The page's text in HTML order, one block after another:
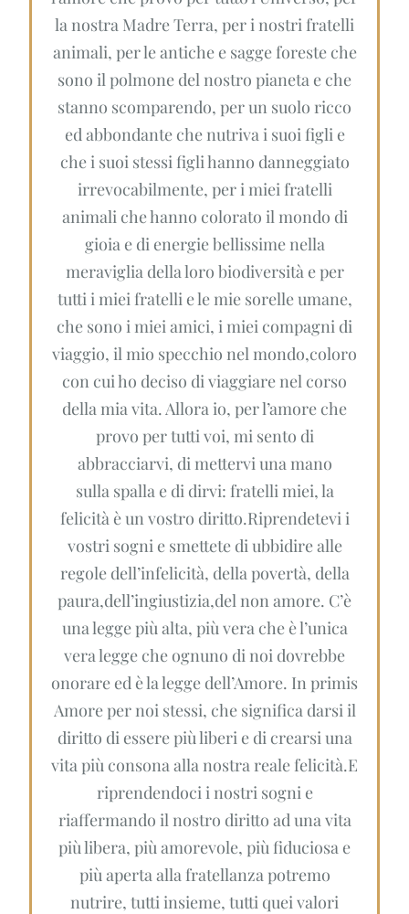
la nostra Madre Terra, per i nostri fratelli
animali, per le antiche e sagge foreste che
sono il polmone del nostro pianeta e che
stanno scomparendo, per un suolo ricco
ed abbondante che nutriva i suoi figli e
che i suoi stessi figli hanno danneggiato
irrevocabilmente, per i miei fratelli
animali che hanno colorato il mondo di
gioia e di energie bellissime nella
meraviglia della loro biodiversità e per
tutti i miei fratelli e le mie sorelle umane,
che sono i miei amici, i miei compagni di
viaggio, il mio specchio nel mondo,coloro
con cui ho deciso di viaggiare nel corso
della mia vita. Allora io, per l’amore che
provo per tutti voi, mi sento di
abbracciarvi, di mettervi una mano
sulla spalla e di dirvi: fratelli miei, la
felicità è un vostro diritto.Riprendetevi i
vostri sogni e smettete di ubbidire alle
regole dell’infelicità, della povertà, della
paura,dell’ingiustizia,del non amore. C’è
una legge più alta, più vera che è l’unica
vera legge che ognuno di noi dovrebbe
onorare ed è la legge dell’Amore. In primis
Amore per noi stessi, che significa darsi il
diritto di essere più liberi e di crearsi una
vita più consona alla nostra reale felicità.E
riprendendoci i nostri sogni e
riaffermando il nostro diritto ad una vita
più libera, più amorevole, più fiduciosa e
più aperta alla fratellanza potremo
nutrire, tutti insieme, tutti quei valori